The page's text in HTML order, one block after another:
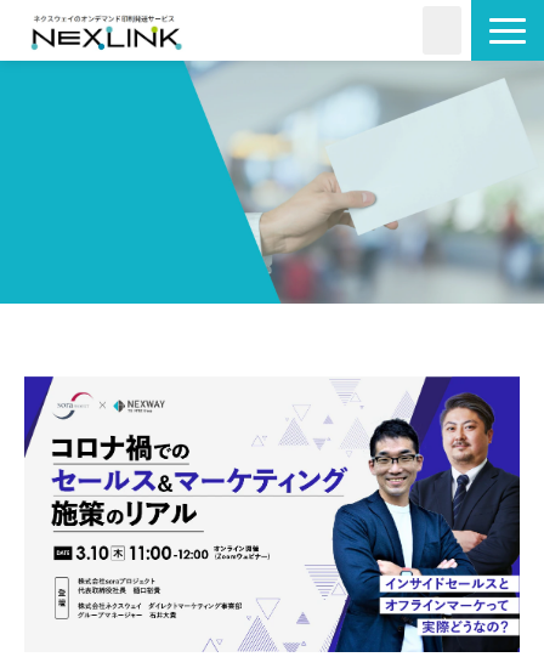
活用シーン
料金・形状
導入事例
よくあるご質問
コラム